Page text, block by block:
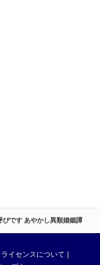
びです あやかし異類婚姻譚
ライセンスについて